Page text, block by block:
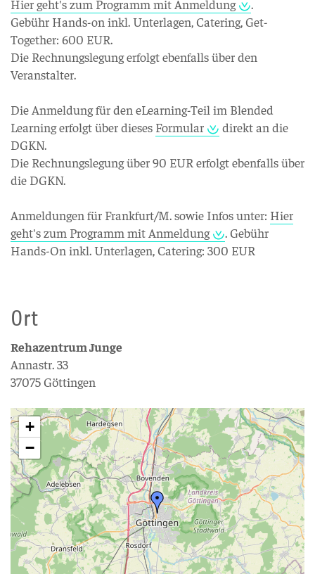
Hier geht's zum Programm mit Anmeldung
.
Gebühr Hands-on inkl. Unterlagen, Catering, Get-
Together: 600 EUR.
Die Rechnungslegung erfolgt ebenfalls über den
Veranstalter.
Die Anmeldung für den eLearning-Teil im Blended
Learning erfolgt über dieses Formular
direkt an die
DGKN.
Die Rechnungslegung über 90 EUR erfolgt ebenfalls über
die DGKN.
Anmeldungen für Frankfurt/M. sowie Infos unter: Hier
geht's zum Programm mit Anmeldung
. Gebühr
Hands-On inkl. Unterlagen, Catering: 300 EUR
Ort
Rehazentrum Junge
Annastr. 33
37075 Göttingen
+
−